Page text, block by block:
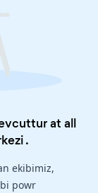
at all
.
ekibimiz,
powr